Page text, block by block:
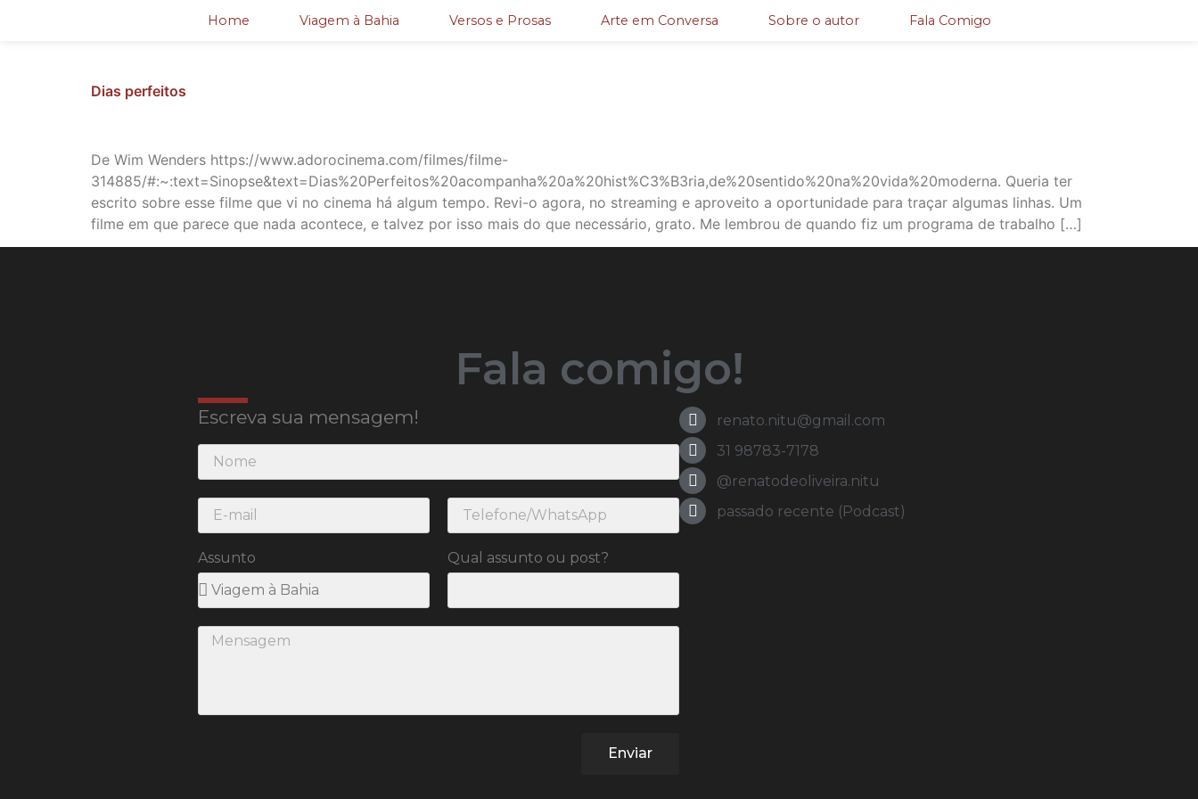
Home Viagem à Bahia Versos e Prosas Arte em Conversa Sobre o autor Fala Comigo
Dias perfeitos
De Wim Wenders https://www.adorocinema.com/filmes/filme-
314885/#:~:text=Sinopse&text=Dias%20Perfeitos%20acompanha%20a%20hist%C3%B3ria,de%20sentido%20na%20vida%20moderna. Queria ter
escrito sobre esse filme que vi no cinema há algum tempo. Revi-o agora, no streaming e aproveito a oportunidade para traçar algumas linhas. Um
filme em que parece que nada acontece, e talvez por isso mais do que necessário, grato. Me lembrou de quando fiz um programa de trabalho […]
Fala comigo!
Escreva sua mensagem!
Assunto Qual assunto ou post?
Enviar
renato.nitu@gmail.com
31 98783-7178
@renatodeoliveira.nitu
passado recente (Podcast)